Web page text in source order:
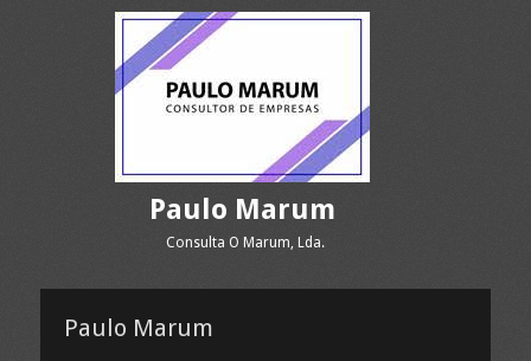
Paulo Marum
Consulta O Marum, Lda.
Paulo Marum